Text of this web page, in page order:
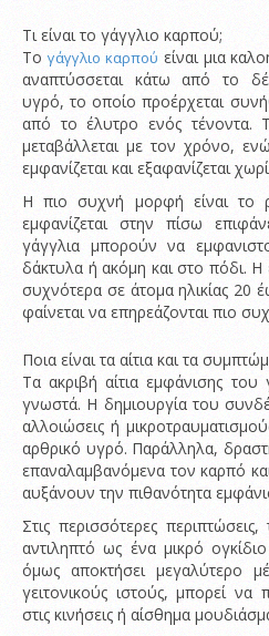
Τι είναι το γάγγλιο καρπού;
Το γάγγλιο καρπού είναι μια
αναπτύσσεται κάτω από το
υγρό, το οποίο προέρχεται
από το έλυτρο ενός τένοντα.
μεταβάλλεται με τον χρόνο,
εμφανίζεται και εξαφανίζεται
Η πιο συχνή μορφή είναι το
εμφανίζεται στην πίσω
γάγγλια μπορούν να
δάκτυλα ή ακόμη και στο πόδι. Η
συχνότερα σε άτομα ηλικίας 20
φαίνεται να επηρεάζονται πιο
Ποια είναι τα αίτια και τα
Τα ακριβή αίτια εμφάνισης
γνωστά. Η δημιουργία του
αλλοιώσεις ή
αρθρικό υγρό. Παράλληλα,
επαναλαμβανόμενα τον καρπό
αυξάνουν την πιθανότητα
Στις περισσότερες
αντιληπτό ως ένα μικρό
όμως αποκτήσει μεγαλύτερο
γειτονικούς ιστούς, μπορεί
στις κινήσεις ή αίσθημα